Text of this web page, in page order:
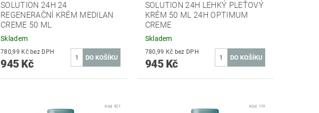
SOLUTION 24H 24
REGENERAČNÍ KRÉM MEDILAN
CREME 50 ML
Skladem
780,99 Kč bez DPH
945 Kč
SOLUTION 24H LEHKÝ PLEŤOVÝ
KRÉM 50 ML 24H OPTIMUM
CREME
Skladem
780,99 Kč bez DPH
945 Kč
Kód:921 Kód: 119